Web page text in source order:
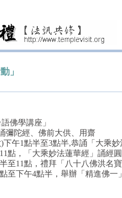
」
佛學講座」
陀經、佛前大供、用齋
午1點半至3點半,恭誦「大乘妙
點，「大乘妙法蓮華經」誦經
至11點，禮拜「八十八佛洪名
至下午4點半，舉辦「精進佛一